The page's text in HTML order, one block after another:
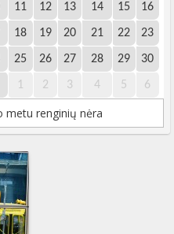
11 12 13 14 15 16
18 19 20 21 22 23
25 26 27 28 29 30
1 2 3 4 5 6
metu renginių nėra